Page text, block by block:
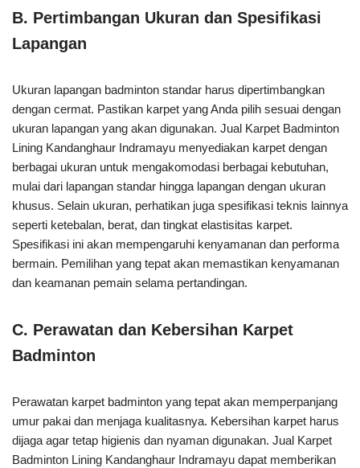
B. Pertimbangan Ukuran dan Spesifikasi
Lapangan
Ukuran lapangan badminton standar harus dipertimbangkan
dengan cermat. Pastikan karpet yang Anda pilih sesuai dengan
ukuran lapangan yang akan digunakan. Jual Karpet Badminton
Lining Kandanghaur Indramayu menyediakan karpet dengan
berbagai ukuran untuk mengakomodasi berbagai kebutuhan,
mulai dari lapangan standar hingga lapangan dengan ukuran
khusus. Selain ukuran, perhatikan juga spesifikasi teknis lainnya
seperti ketebalan, berat, dan tingkat elastisitas karpet.
Spesifikasi ini akan mempengaruhi kenyamanan dan performa
bermain. Pemilihan yang tepat akan memastikan kenyamanan
dan keamanan pemain selama pertandingan.
C. Perawatan dan Kebersihan Karpet
Badminton
Perawatan karpet badminton yang tepat akan memperpanjang
umur pakai dan menjaga kualitasnya. Kebersihan karpet harus
dijaga agar tetap higienis dan nyaman digunakan. Jual Karpet
Badminton Lining Kandanghaur Indramayu dapat memberikan